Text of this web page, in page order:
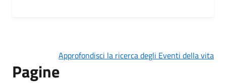
Approfondisci la ricerca degli Eventi della vita
Pagine